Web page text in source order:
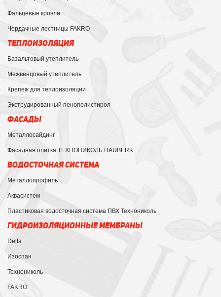
Фальцевые кровли
Чердачные лестницы FAKRO
ТЕПЛОИЗОЛЯЦИЯ
Базальтовый утеплитель
Межвенцовый утеплитель
Крепеж для теплоизоляции
Экструдированный пенополистирол
ФАСАДЫ
Металлосайдинг
Фасадная плитка ТЕХНОНИКОЛЬ HAUBERK
ВОДОСТОЧНАЯ СИСТЕМА
Металлопрофиль
Аквасистем
Пластиковая водосточная система ПВХ Технониколь
ГИДРОИЗОЛЯЦИОННЫЕ МЕМБРАНЫ
Delta
Изоспан
Технониколь
FAKRO